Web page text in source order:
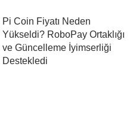
Pi Coin Fiyatı Neden
Yükseldi? RoboPay Ortaklığı
ve Güncelleme İyimserliği
Destekledi